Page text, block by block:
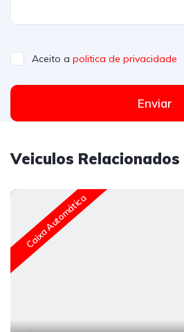
Aceito a politica de privacidade
Enviar
Veiculos Relacionados
Caixa Automática